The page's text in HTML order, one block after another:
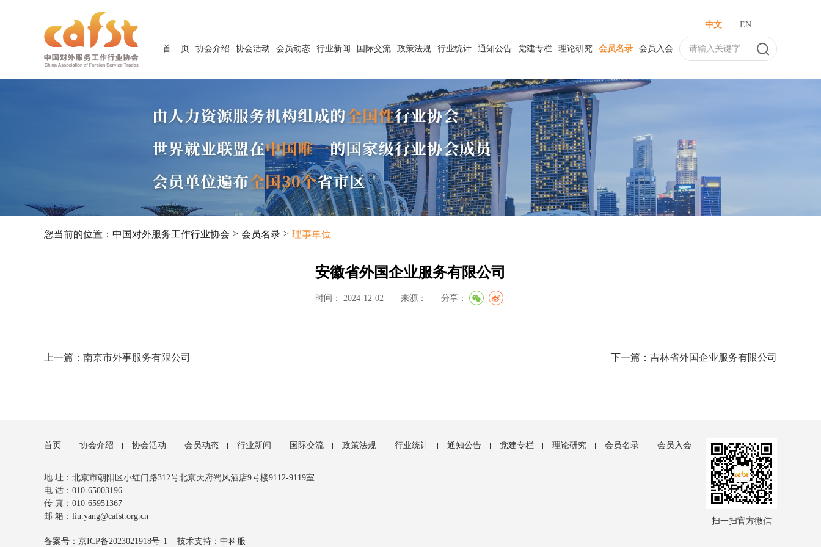
中文 EN
首 页 协会介绍 协会活动 会员动态 行业新闻 国际交流 政策法规 行业统计 通知公告 党建专栏 理论研究 会员名录 会员入会
您当前的位置： 中国对外服务工作行业协会 > 会员名录 > 理事单位
安徽省外国企业服务有限公司
时间： 2024-12-02 来源： 分享：
上一篇：南京市外事服务有限公司 下一篇：吉林省外国企业服务有限公司
首页 协会介绍 协会活动 会员动态 行业新闻 国际交流 政策法规 行业统计 通知公告 党建专栏 理论研究 会员名录 会员入会
地 址：北京市朝阳区小红门路312号北京天府蜀风酒店9号楼9112-9119室
电 话：010-65003196
传 真：010-65951367
邮 箱：liu.yang@cafst.org.cn
备案号：京ICP备2023021918号-1 技术支持：中科服
扫一扫官方微信